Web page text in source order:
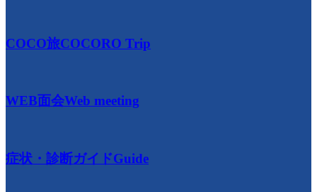
COCO旅COCORO Trip
WEB面会Web meeting
症状・診断ガイドGuide